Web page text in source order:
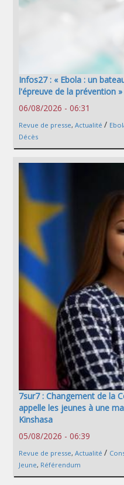
Infos27 : « Ebola : un
l'épreuve de la prévention »
06/08/2026 - 06:31
Revue de presse, Actualité /
Décès
7sur7 : Changement de la
appelle les jeunes à une
Kinshasa
05/08/2026 - 06:39
Revue de presse, Actualité /
Jeune, Référendum